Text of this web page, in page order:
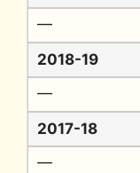
━
2018-19
━
2017-18
━